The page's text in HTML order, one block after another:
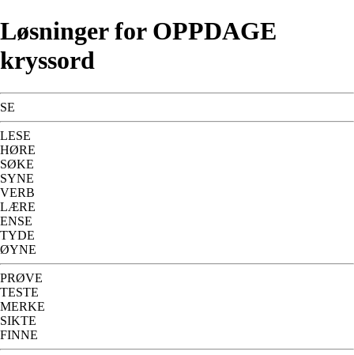
Løsninger for OPPDAGE
kryssord
SE
LESE
HØRE
SØKE
SYNE
VERB
LÆRE
ENSE
TYDE
ØYNE
PRØVE
TESTE
MERKE
SIKTE
FINNE